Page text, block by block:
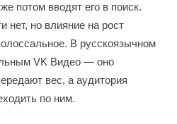
потом вводят его в поиск.
нет, но влияние на рост
В русскоязычном
VK Видео — оно
вес, а аудитория
по ним.